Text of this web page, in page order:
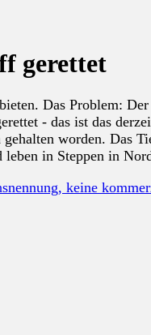
gerettet
Das Problem:
- das ist das
worden. Das
in Steppen in
keine